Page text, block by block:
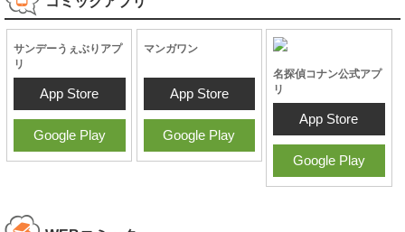
コミックアプリ
リ
App Store
Google Play